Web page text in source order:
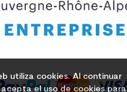
utiliza cookies. Al continuar
el uso de cookies para